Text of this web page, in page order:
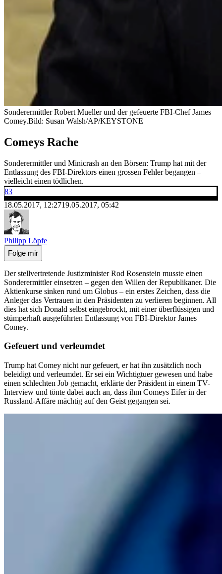
Sonderermittler Robert Mueller und der gefeuerte FBI-Chef James
Comey.Bild: Susan Walsh/AP/KEYSTONE
Comeys Rache
Sonderermittler und Minicrash an den Börsen: Trump hat mit der
Entlassung des FBI-Direktors einen grossen Fehler begangen –
vielleicht einen tödlichen.
83
18.05.2017, 12:2719.05.2017, 05:42
Philipp Löpfe
Folge mir
Der stellvertretende Justizminister Rod Rosenstein musste einen
Sonderermittler einsetzen – gegen den Willen der Republikaner. Die
Aktienkurse sinken rund um Globus – ein erstes Zeichen, dass die
Anleger das Vertrauen in den Präsidenten zu verlieren beginnen. All
dies hat sich Donald selbst eingebrockt, mit einer überflüssigen und
stümperhaft ausgeführten Entlassung von FBI-Direktor James
Comey.
Gefeuert und verleumdet
Trump hat Comey nicht nur gefeuert, er hat ihn zusätzlich noch
beleidigt und verleumdet. Er sei ein Wichtigtuer gewesen und habe
einen schlechten Job gemacht, erklärte der Präsident in einem TV-
Interview und tönte dabei auch an, dass ihm Comeys Eifer in der
Russland-Affäre mächtig auf den Geist gegangen sei.